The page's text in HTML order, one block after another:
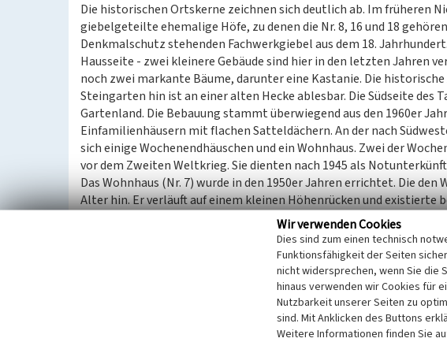
Die historischen Ortskerne zeichnen sich deutlich ab. Im früheren
giebelgeteilte ehemalige Höfe, zu denen die Nr. 8, 16 und 18
Denkmalschutz stehenden Fachwerkgiebel aus dem 18.
Hausseite - zwei kleinere Gebäude sind hier in den letzten Jahren
noch zwei markante Bäume, darunter eine Kastanie. Die
Steingarten hin ist an einer alten Hecke ablesbar. Die Südseite des
Gartenland. Die Bebauung stammt überwiegend aus den 1960er
Einfamilienhäusern mit flachen Satteldächern. An der nach
sich einige Wochenendhäuschen und ein Wohnhaus. Zwei der
vor dem Zweiten Weltkrieg. Sie dienten nach 1945 als
Das Wohnhaus (Nr. 7) wurde in den 1950er Jahren errichtet. Die
Alter hin. Er verläuft auf einem kleinen Höhenrücken und existierte
Höhe der Zufahrt zu Nr. 7. Hier steht eine große Eiche. Ebenfalls
späteren Industriestandort Friedrichstal an der Wupper. Quer durch
Honsberger Str. 15 ist heute ein Gasthof. Früher war hier einer der
untergebracht. Auf dem Grundstück stehen zwei große Eschen.
hinten versetzt ein ehemaliger Bauerngarten an seiner
Wir verwenden Cookies
Dies sind zum einen technisch
Funktionsfähigkeit der Seiten
nicht widersprechen, wenn Sie die
hinaus verwenden wir Cookies für
Nutzbarkeit unserer Seiten zu
sind. Mit Anklicken des Buttons
Weitere Informationen finden Sie